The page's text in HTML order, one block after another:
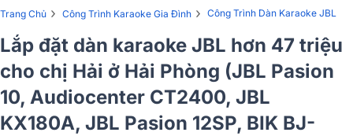
Trang Chủ › Công Trình Karaoke Gia Đình › Công Trình Dàn Karaoke JBL
Lắp đặt dàn karaoke JBL hơn 47 triệu
cho chị Hải ở Hải Phòng (JBL Pasion
10, Audiocenter CT2400, JBL
KX180A, JBL Pasion 12SP, BIK BJ-